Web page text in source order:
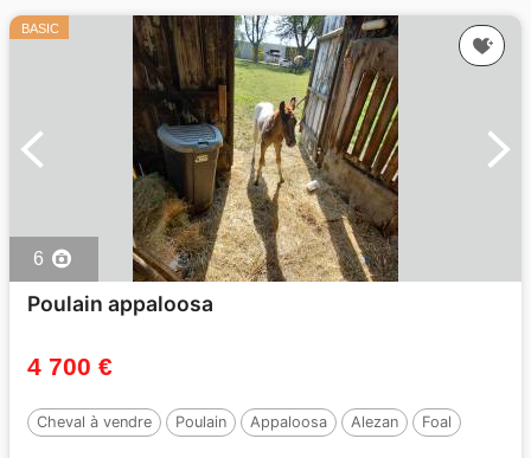
BASIC
6
Poulain appaloosa
4 700 €
Cheval à vendre Poulain Appaloosa Alezan Foal